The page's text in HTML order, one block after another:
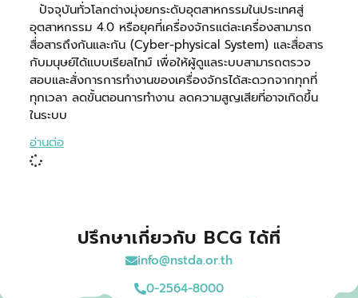
ปัจจุบันทั่วโลกต่างมุ่งยกระดับอุตสาหกรรมในประเทศสู่
อุตสาหกรรม 4.0 หรือยุคที่เครื่องจักรแต่ละเครื่องสามารถ
สื่อสารถึงกันและกัน (Cyber-physical System) และสื่อสาร
กับมนุษย์ได้แบบเรียลไทม์ เพื่อให้ผู้ดูแลระบบสามารถตรวจ
สอบและสั่งการการทำงานของเครื่องจักรได้สะดวกจากทุกที่
ทุกเวลา ลดขั้นตอนการทำงาน ลดความสูญเสียที่อาจเกิดขึ้น
ในระบบ
อ่านต่อ
ปรึกษาเกี่ยวกับ BCG ได้ที่
info@nstda.or.th
0-2564-8000